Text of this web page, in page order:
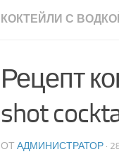
КОКТЕЙЛИ С
Рецепт
shot
ОТ АДМИНИСТРАТОР ·